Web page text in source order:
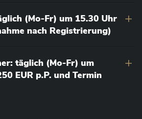
(Mo-Fr) um 15.30 Uhr
nach Registrierung)
täglich (Mo-Fr) um
EUR p.P. und Termin